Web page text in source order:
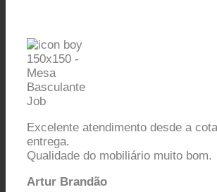
Excelente atendimento desde a
entrega.
Qualidade do mobiliário muito bom.
Artur Brandão